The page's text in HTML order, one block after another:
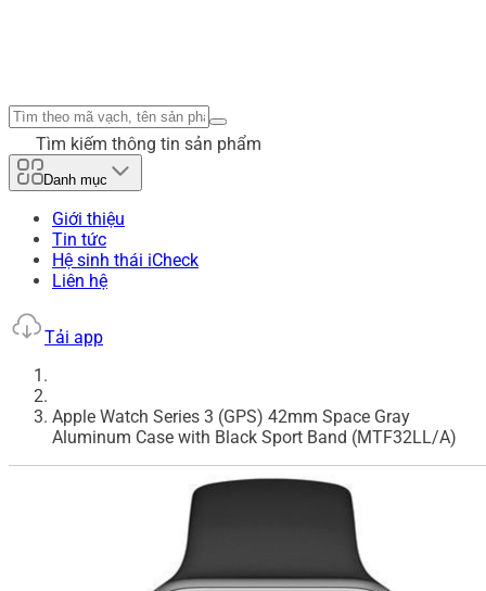
Tìm kiếm thông tin sản phẩm
Danh mục
Giới thiệu
Tin tức
Hệ sinh thái iCheck
Liên hệ
Tải app
Apple Watch Series 3 (GPS) 42mm Space Gray
Aluminum Case with Black Sport Band (MTF32LL/A)